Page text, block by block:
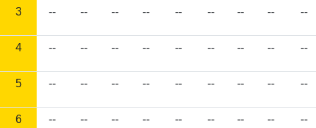
3 -- -- -- -- -- -- -- -- --
4 -- -- -- -- -- -- -- -- --
5 -- -- -- -- -- -- -- -- --
6 -- -- -- -- -- -- -- -- --